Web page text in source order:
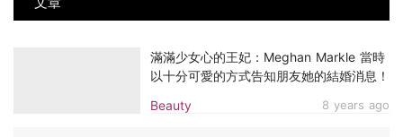
Beauty 8 years ago
滿滿少女心的王妃：Meghan Markle 當時
以十分可愛的方式告知朋友她的結婚消息！